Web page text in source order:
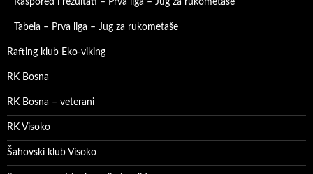
Raspored i rezultati – Prva liga – Jug za rukometaše
Tabela – Prva liga – Jug za rukometaše
Rafting klub Eko-viking
RK Bosna
RK Bosna – veterani
RK Visoko
Šahovski klub Visoko